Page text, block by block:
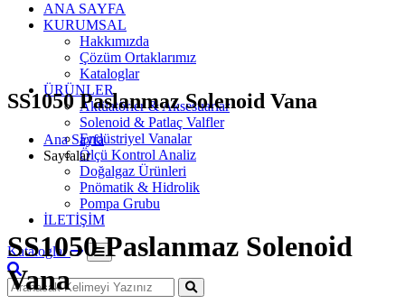
ANA SAYFA
KURUMSAL
Hakkımızda
Çözüm Ortaklarımız
Kataloglar
ÜRÜNLER
Aktüatörler & Aksesuarlar
Solenoid & Patlaç Valfler
Endüstriyel Vanalar
Ölçü Kontrol Analiz
Doğalgaz Ürünleri
Pnömatik & Hidrolik
Pompa Grubu
İLETİŞİM
Kataloglar
SS1050 Paslanmaz Solenoid Vana
Ana Sayfa
Sayfalar
SS1050 Paslanmaz Solenoid
Vana